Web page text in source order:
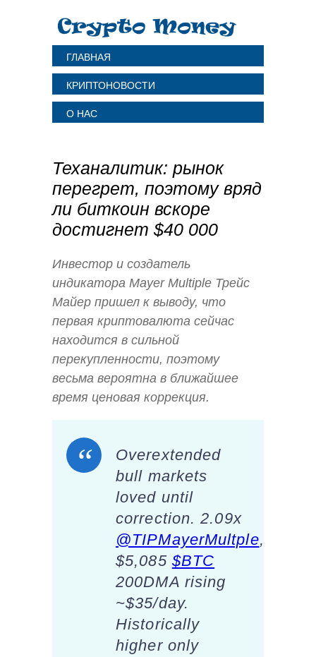
ГЛАВНАЯ
КРИПТОНОВОСТИ
О НАС
Теханалитик: рынок
перегрет, поэтому вряд
ли биткоин вскоре
достигнет $40 000
Инвестор и создатель
индикатора Mayer Multiple Трейс
Майер пришел к выводу, что
первая криптовалюта сейчас
находится в сильной
перекупленности, поэтому
весьма вероятна в ближайшее
время ценовая коррекция.
Overextended
bull markets
loved until
correction. 2.09x
@TIPMayerMultple,
$5,085 $BTC
200DMA rising
~$35/day.
Historically
higher only